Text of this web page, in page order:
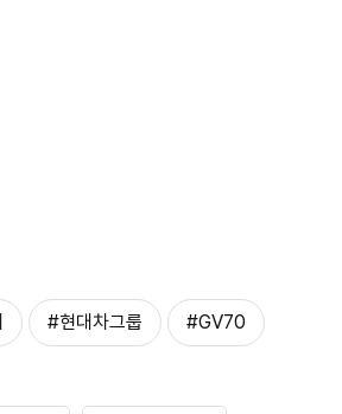
#현대차그룹 #GV70